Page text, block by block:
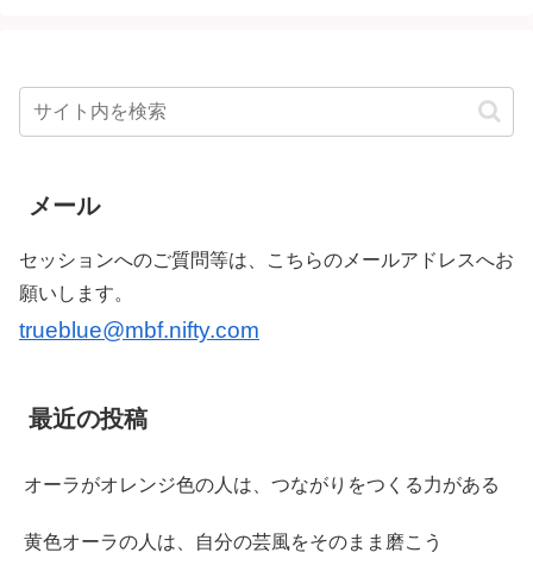
メール
セッションへのご質問等は、こちらのメールアドレスへお
願いします。
trueblue@mbf.nifty.com
最近の投稿
オーラがオレンジ色の人は、つながりをつくる力がある
黄色オーラの人は、自分の芸風をそのまま磨こう